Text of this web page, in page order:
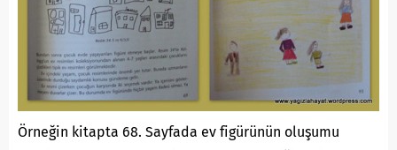
Örneğin kitapta 68. Sayfada ev figürünün oluşumu